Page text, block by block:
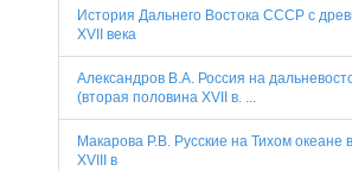
История Дальнего Востока СССР с
XVII века
Александров В.А. Россия на
(вторая половина XVII в. ...
Макарова Р.В. Русские на Тихом океане
XVIII в